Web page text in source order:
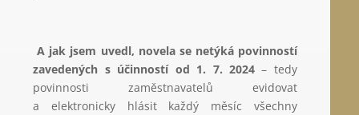
A jak jsem uvedl, novela se netýká povinností
zavedených s účinností od 1. 7. 2024 – tedy
povinnosti zaměstnavatelů evidovat
a elektronicky hlásit každý měsíc všechny